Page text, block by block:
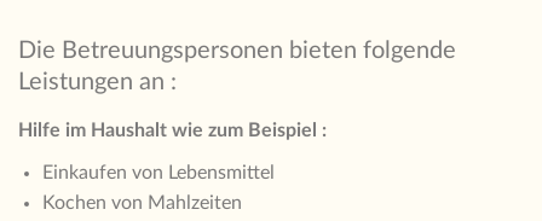
Die Betreuungspersonen bieten folgende
Leistungen an :
Hilfe im Haushalt wie zum Beispiel :
Einkaufen von Lebensmittel
Kochen von Mahlzeiten